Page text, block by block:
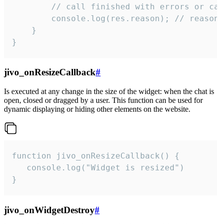
// call finished with errors or
console.log(res.reason); //
    }
}
jivo_onResizeCallback#
Is executed at any change in the size of the widget: when the chat is
open, closed or dragged by a user. This function can be used for
dynamic displaying or hiding other elements on the website.
function jivo_onResizeCallback() {
   console.log("Widget is resized")
}
jivo_onWidgetDestroy#